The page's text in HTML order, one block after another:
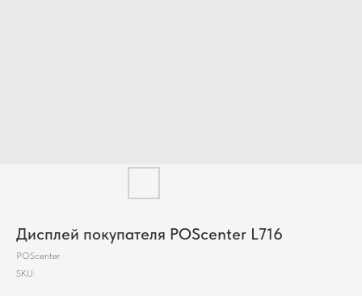
Дисплей покупателя POScenter L716
POScenter
SKU: